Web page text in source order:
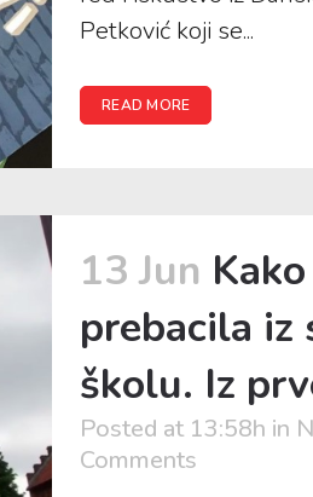
Petković koji se...
READ MORE
13 Jun
prebacila iz
školu. Iz
Posted at 13:58h in
Comments